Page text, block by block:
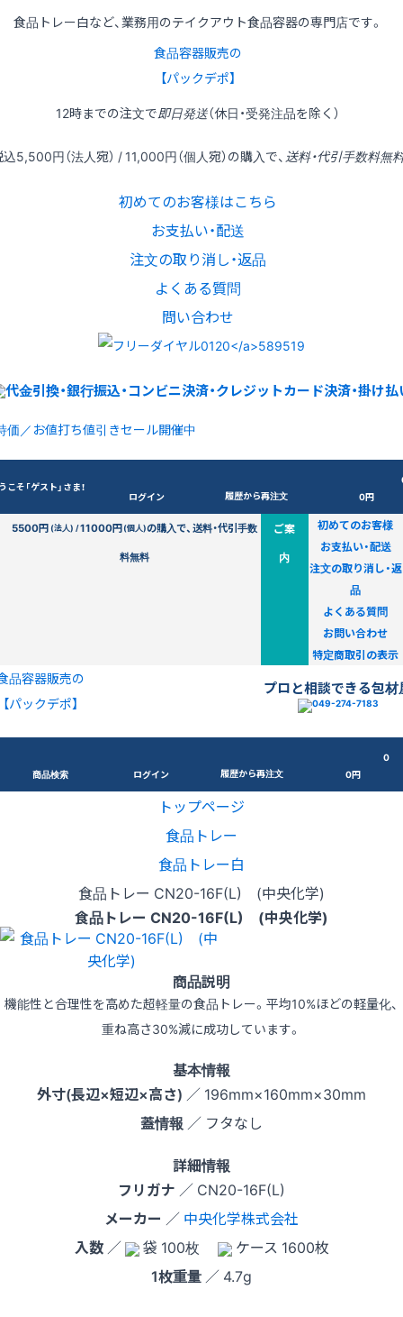
食品トレー白など、業務用のテイクアウト食品容器の専門店です。
食品容器販売の
【パックデポ】
12時までの注文で即日発送（休日・受発注品を除く）
込5,500円（法人宛） / 11,000円（個人宛）の購入で、 送料・代引手数料無
初めてのお客様はこちら
お支払い・配送
注文の取り消し・返品
よくある質問
問い合わせ
価／お値打ち値引きセール開催中
こそ「ゲスト」さま！
ログイン 履歴から再注文
0円
5500円(法人) /11000円(個人)の購入で、送料・代引手数
料無料
ご案
内
初めてのお客様
お支払い・配送
注文の取り消し・返
品
よくある質問
お問い合わせ
特定商取引の表示
品容器販売の
【パックデポ】
プロと相談できる包材
商品検索 ログイン 履歴から再注文
0
0円
トップページ
食品トレー
食品トレー白
食品トレー CN20-16F(L) (中央化学)
食品トレー CN20-16F(L) (中央化学)
商品説明
機能性と合理性を高めた超軽量の食品トレー。平均10%ほどの軽量化、
重ね高さ30%減に成功しています。
基本情報
外寸(長辺×短辺×高さ) ／ 196mm×160mm×30mm
蓋情報 ／ フタなし
詳細情報
フリガナ ／ CN20-16F(L)
メーカー ／ 中央化学株式会社
入数／ 袋 100枚
ケース 1600枚
1枚重量 ／ 4.7g